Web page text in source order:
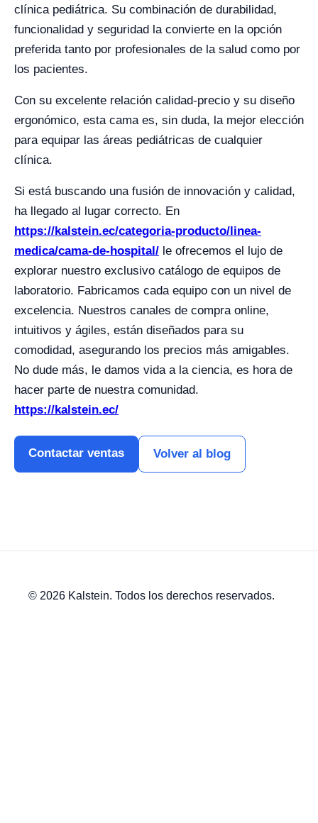
clínica pediátrica. Su combinación de durabilidad,
funcionalidad y seguridad la convierte en la opción
preferida tanto por profesionales de la salud como por
los pacientes.
Con su excelente relación calidad-precio y su diseño
ergonómico, esta cama es, sin duda, la mejor elección
para equipar las áreas pediátricas de cualquier
clínica.
Si está buscando una fusión de innovación y calidad,
ha llegado al lugar correcto. En
https://kalstein.ec/categoria-producto/linea-
medica/cama-de-hospital/ le ofrecemos el lujo de
explorar nuestro exclusivo catálogo de equipos de
laboratorio. Fabricamos cada equipo con un nivel de
excelencia. Nuestros canales de compra online,
intuitivos y ágiles, están diseñados para su
comodidad, asegurando los precios más amigables.
No dude más, le damos vida a la ciencia, es hora de
hacer parte de nuestra comunidad.
https://kalstein.ec/
Contactar ventas Volver al blog
© 2026 Kalstein. Todos los derechos reservados.